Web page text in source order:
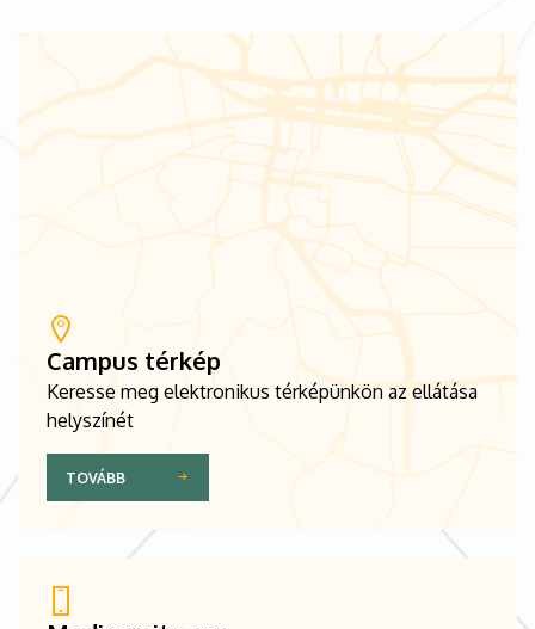
Campus térkép
Keresse meg elektronikus térképünkön az ellátása
helyszínét
TOVÁBB